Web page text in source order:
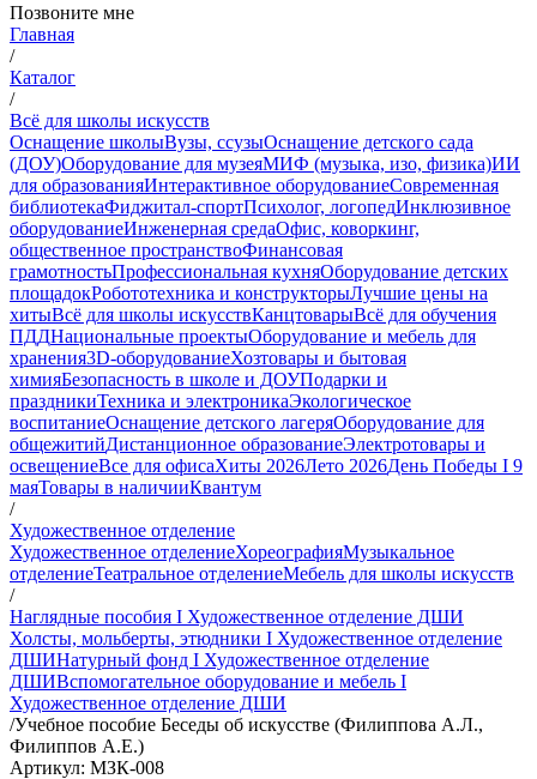
Позвоните мне
Главная
/
Каталог
/
Всё для школы искусств
Оснащение школыВузы, ссузыОснащение детского сада
(ДОУ)Оборудование для музеяМИФ (музыка, изо, физика)ИИ
для образованияИнтерактивное оборудованиеСовременная
библиотекаФиджитал-спортПсихолог, логопедИнклюзивное
оборудованиеИнженерная средаОфис, коворкинг,
общественное пространствоФинансовая
грамотностьПрофессиональная кухняОборудование детских
площадокРобототехника и конструкторыЛучшие цены на
хитыВсё для школы искусствКанцтоварыВсё для обучения
ПДДНациональные проектыОборудование и мебель для
хранения3D-оборудованиеХозтовары и бытовая
химияБезопасность в школе и ДОУПодарки и
праздникиТехника и электроникаЭкологическое
воспитаниеОснащение детского лагеряОборудование для
общежитийДистанционное образованиеЭлектротовары и
освещениеВсе для офисаХиты 2026Лето 2026День Победы I 9
маяТовары в наличииКвантум
/
Художественное отделение
Художественное отделениеХореографияМузыкальное
отделениеТеатральное отделениеМебель для школы искусств
/
Наглядные пособия I Художественное отделение ДШИ
Холсты, мольберты, этюдники I Художественное отделение
ДШИНатурный фонд I Художественное отделение
ДШИВспомогательное оборудование и мебель I
Художественное отделение ДШИ
/Учебное пособие Беседы об искусстве (Филиппова А.Л.,
Филиппов А.Е.)
Артикул: МЗК-008